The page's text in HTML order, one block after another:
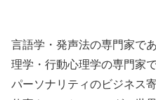
言語学・発声法の専門家で
理学・行動心理学の専門家
パーソナリティのビジネス